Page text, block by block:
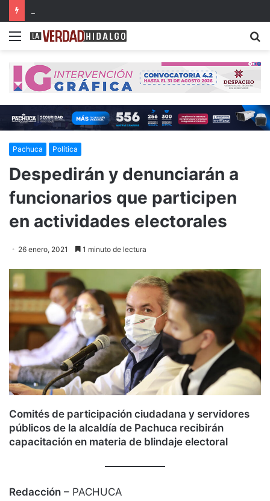
Menu
Pachuca Política
Despedirán y denunciarán a
funcionarios que participen
en actividades electorales
26 enero, 2021 1 minuto de lectura
Comités de participación ciudadana y servidores
públicos de la alcaldía de Pachuca recibirán
capacitación en materia de blindaje electoral
Redacción – PACHUCA